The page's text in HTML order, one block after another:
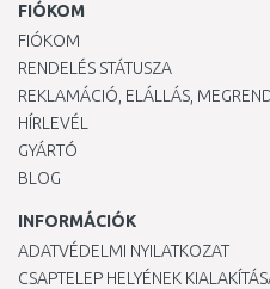
FIÓKOM
FIÓKOM
RENDELÉS STÁTUSZA
REKLAMÁCIÓ, ELÁLLÁS,
HÍRLEVÉL
GYÁRTÓ
BLOG
INFORMÁCIÓK
ADATVÉDELMI NYILATKOZAT
CSAPTELEP HELYÉNEK